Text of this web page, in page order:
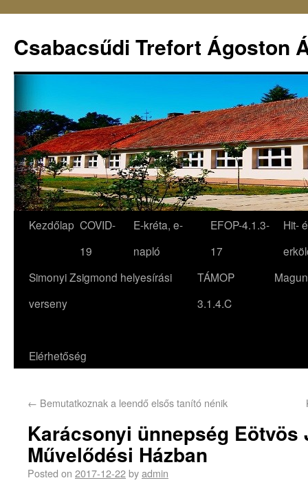
Csabacsűdi Trefort Ágoston
Kezdőlap COVID-
19
E-kréta, e-
napló
EFOP-4.1.3-
17
Hit-
Simonyi Zsigmond helyesírási
verseny
TÁMOP
3.1.4.C
Elérhetőség
← Bemutatkoznak a leendő elsős tanító nénik
Karácsonyi ünnepség Eötvös
Művelődési Házban
Posted on 2017-12-22byadmin